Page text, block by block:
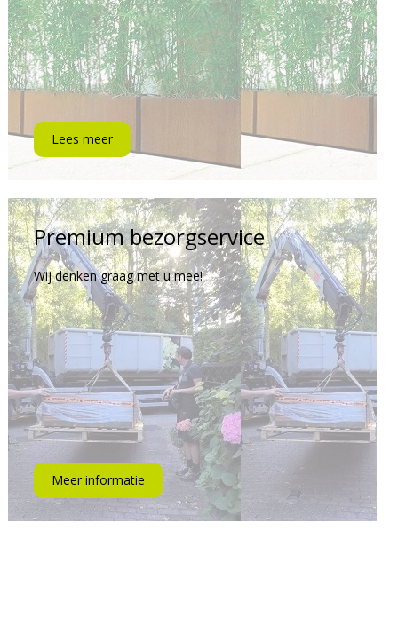
Lees meer
Premium bezorgservice
Wij denken graag met u mee!
Meer informatie